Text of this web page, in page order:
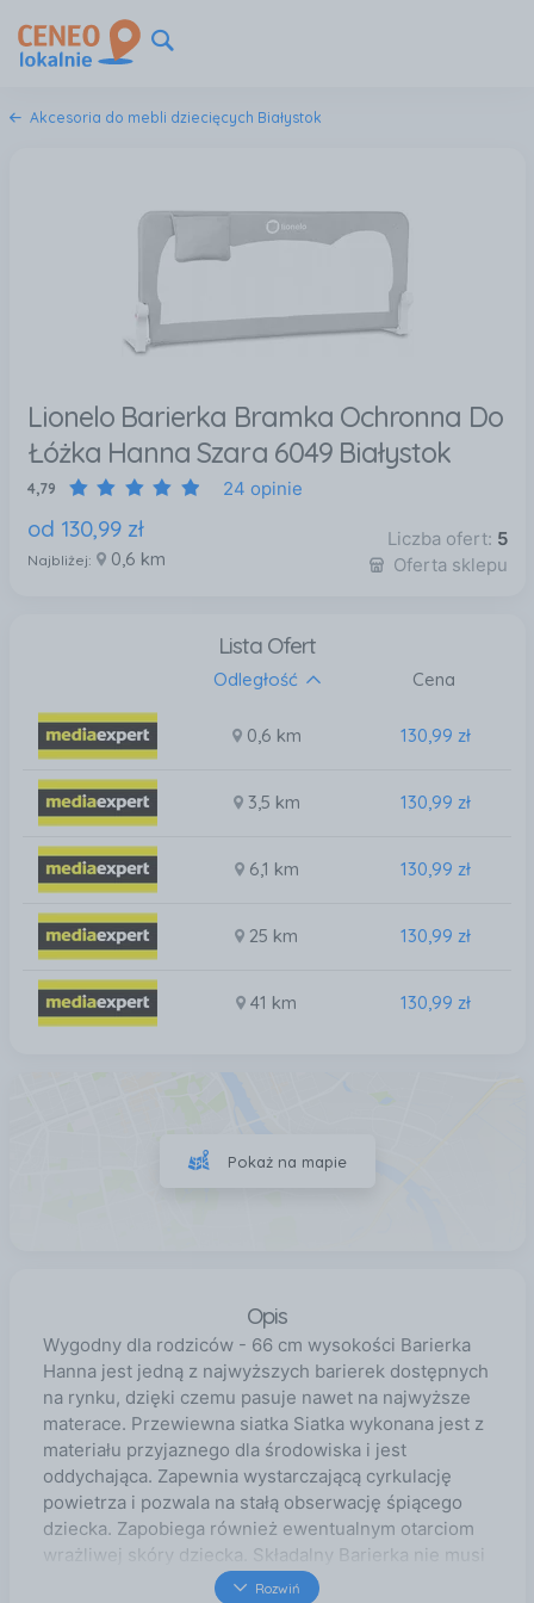
Akcesoria do mebli dziecięcych Białystok
Lionelo Barierka Bramka Ochronna Do
Łóżka Hanna Szara 6049 Białystok
4,79 24 opinie
od 130,99 zł
Najbliżej: 0,6 km
Liczba ofert: 5
Oferta sklepu
Lista Ofert
Odległość Cena
0,6 km 130,99 zł
3,5 km 130,99 zł
6,1 km 130,99 zł
25 km 130,99 zł
41 km 130,99 zł
Pokaż na mapie
Opis
Wygodny dla rodziców - 66 cm wysokości Barierka
Hanna jest jedną z najwyższych barierek dostępnych
na rynku, dzięki czemu pasuje nawet na najwyższe
materace. Przewiewna siatka Siatka wykonana jest z
materiału przyjaznego dla środowiska i jest
oddychająca. Zapewnia wystarczającą cyrkulację
powietrza i pozwala na stałą obserwację śpiącego
dziecka. Zapobiega również ewentualnym otarciom
wrażliwej skóry dziecka. Składalny Barierka nie musi
być demontowana za każdym razem, ponieważ
Rozwiń